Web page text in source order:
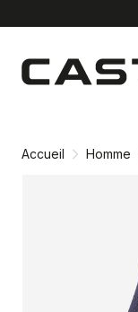
contenu
Accueil Homme